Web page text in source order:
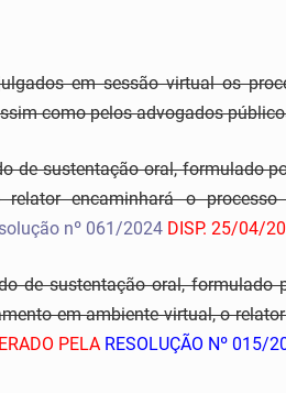
em sessão virtual os
como pelos advogados
de sustentação oral, formulado
relator encaminhará o
nº 061/2024 DISP. 25/04/
de sustentação oral,
em ambiente virtual, o
PELA RESOLUÇÃO Nº 015/